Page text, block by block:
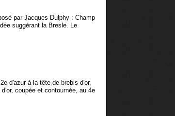
par Jacques Dulphy : Champ
suggérant la Bresle. Le
d'azur à la tête de brebis d'or,
coupée et contournée, au 4e